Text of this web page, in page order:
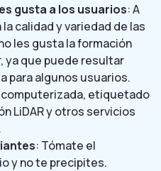
gusta a los usuarios: A
calidad y variedad de las
les gusta la formación
ya que puede resultar
para algunos usuarios.
computerizada, etiquetado
LiDAR y otros servicios
: Tómate el
y no te precipites.